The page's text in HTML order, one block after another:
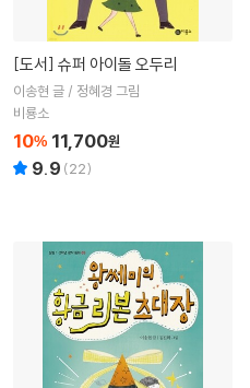
[도서] 슈퍼 아이돌 오두리
이송현 글 / 정혜경 그림
비룡소
10% 11,700원
9.9 (22)